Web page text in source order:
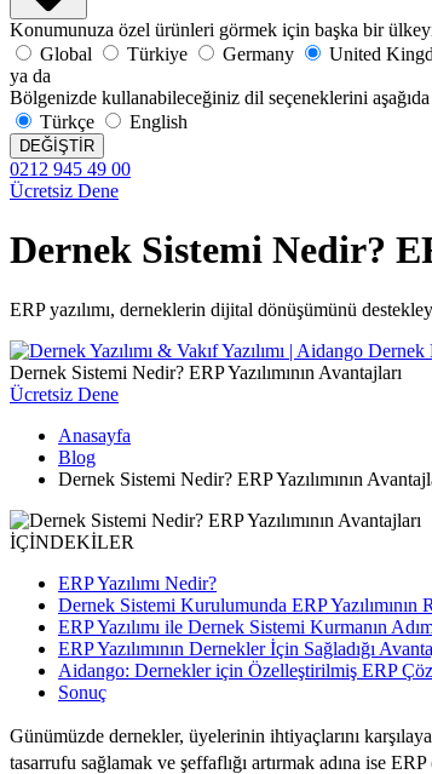
Konumunuza özel ürünleri görmek için başka bir
Global
Türkiye Germany
United
ya da
Bölgenizde kullanabileceğiniz dil seçeneklerini
Türkçe
English
DEĞİŞTİR
0212 945 49 00
Ücretsiz Dene
Dernek Sistemi Nedir?
ERP yazılımı, derneklerin dijital dönüşümünü
Dernek Sistemi Nedir? ERP Yazılımının Avantajları
Ücretsiz Dene
Anasayfa
Blog
Dernek Sistemi Nedir? ERP Yazılımının
İÇİNDEKİLER
ERP Yazılımı Nedir?
Dernek Sistemi Kurulumunda ERP Yazılımının
ERP Yazılımı ile Dernek Sistemi Kurmanın
ERP Yazılımının Dernekler İçin Sağladığı
Aidango: Dernekler için Özelleştirilmiş ERP
Sonuç
Günümüzde dernekler, üyelerinin ihtiyaçlarını
tasarrufu sağlamak ve şeffaflığı artırmak adına ise